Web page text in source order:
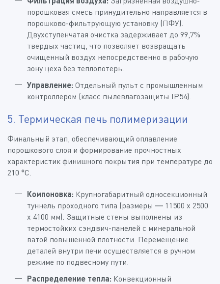
порошковая смесь принудительно направляется в
порошково-фильтрующую установку (ПФУ).
Двухступенчатая очистка задерживает до 99,7%
твердых частиц, что позволяет возвращать
очищенный воздух непосредственно в рабочую
зону цеха без теплопотерь.
Управление: Отдельный пульт с промышленным
контроллером (класс пылевлагозащиты IP54).
5. Термическая печь полимеризации
Финальный этап, обеспечивающий оплавление
порошкового слоя и формирование прочностных
характеристик финишного покрытия при температуре до
210 °C.
Компоновка: Крупногабаритный односекционный
туннель проходного типа (размеры — 11500 х 2500
х 4100 мм). Защитные стены выполнены из
термостойких сэндвич-панелей с минеральной
ватой повышенной плотности. Перемещение
деталей внутри печи осуществляется в ручном
режиме по подвесному пути.
Распределение тепла: Конвекционный